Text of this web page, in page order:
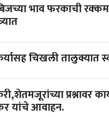
भाव फरकाची
चिखली तालुक्यात
प्रश्नावर
यांचे आवाहन.